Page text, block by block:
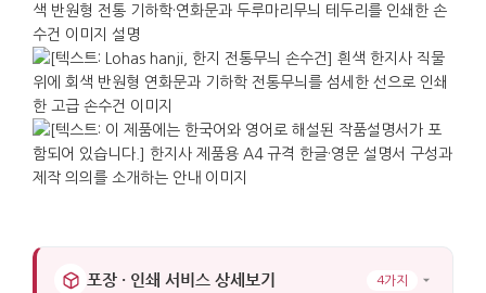
포장 · 인쇄 서비스 상세보기 4가지